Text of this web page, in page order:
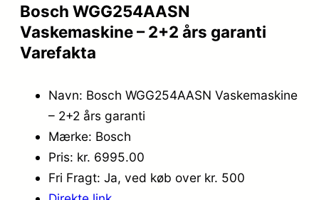
Bosch WGG254AASN
Vaskemaskine – 2+2 års garanti
Varefakta
Navn: Bosch WGG254AASN Vaskemaskine
– 2+2 års garanti
Mærke: Bosch
Pris: kr. 6995.00
Fri Fragt: Ja, ved køb over kr. 500